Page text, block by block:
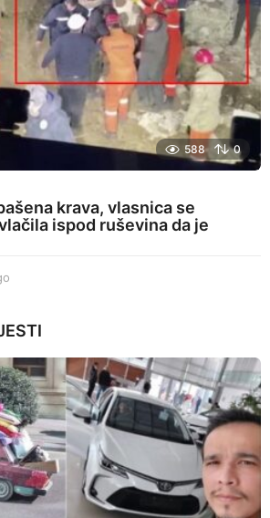
588 0
krava, vlasnica se
ispod ruševina da je
d
n
e
a
g
o